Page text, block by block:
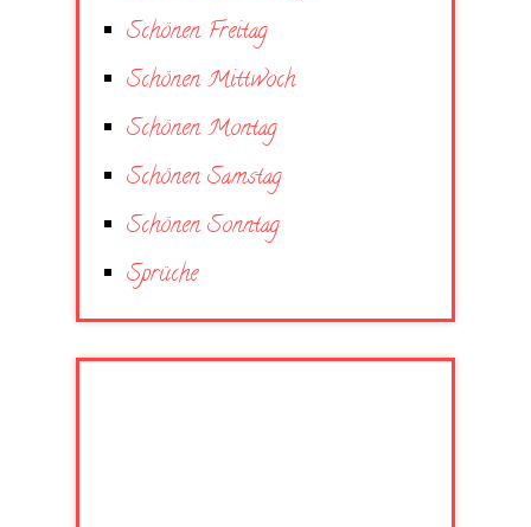
Schönen Freitag
Schönen Mittwoch
Schönen Montag
Schönen Samstag
Schönen Sonntag
Sprüche